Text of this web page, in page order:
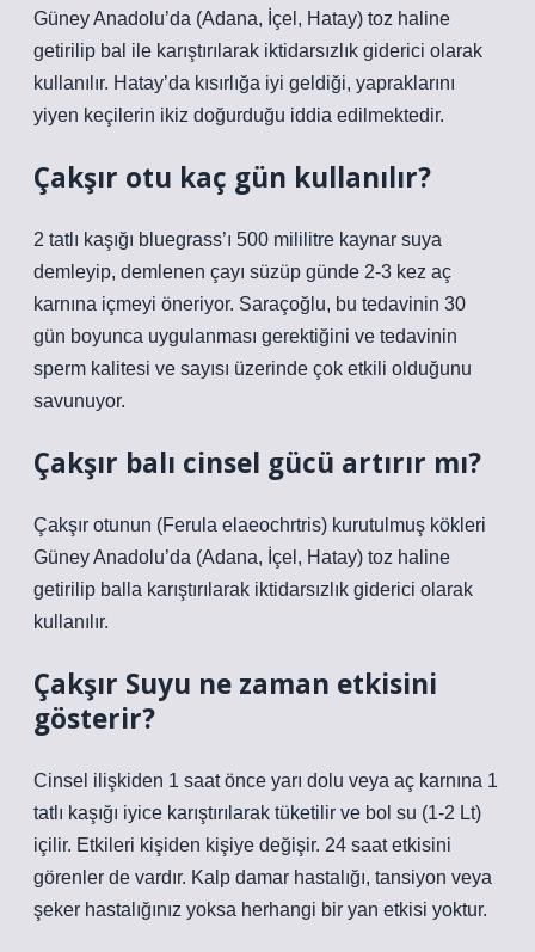
Güney Anadolu’da (Adana, İçel, Hatay) toz haline
getirilip bal ile karıştırılarak iktidarsızlık giderici olarak
kullanılır. Hatay’da kısırlığa iyi geldiği, yapraklarını
yiyen keçilerin ikiz doğurduğu iddia edilmektedir.
Çakşır otu kaç gün kullanılır?
2 tatlı kaşığı bluegrass’ı 500 mililitre kaynar suya
demleyip, demlenen çayı süzüp günde 2-3 kez aç
karnına içmeyi öneriyor. Saraçoğlu, bu tedavinin 30
gün boyunca uygulanması gerektiğini ve tedavinin
sperm kalitesi ve sayısı üzerinde çok etkili olduğunu
savunuyor.
Çakşır balı cinsel gücü artırır mı?
Çakşır otunun (Ferula elaeochrtris) kurutulmuş kökleri
Güney Anadolu’da (Adana, İçel, Hatay) toz haline
getirilip balla karıştırılarak iktidarsızlık giderici olarak
kullanılır.
Çakşır Suyu ne zaman etkisini
gösterir?
Cinsel ilişkiden 1 saat önce yarı dolu veya aç karnına 1
tatlı kaşığı iyice karıştırılarak tüketilir ve bol su (1-2 Lt)
içilir. Etkileri kişiden kişiye değişir. 24 saat etkisini
görenler de vardır. Kalp damar hastalığı, tansiyon veya
şeker hastalığınız yoksa herhangi bir yan etkisi yoktur.